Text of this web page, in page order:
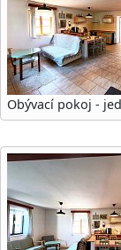
Obývací pokoj -